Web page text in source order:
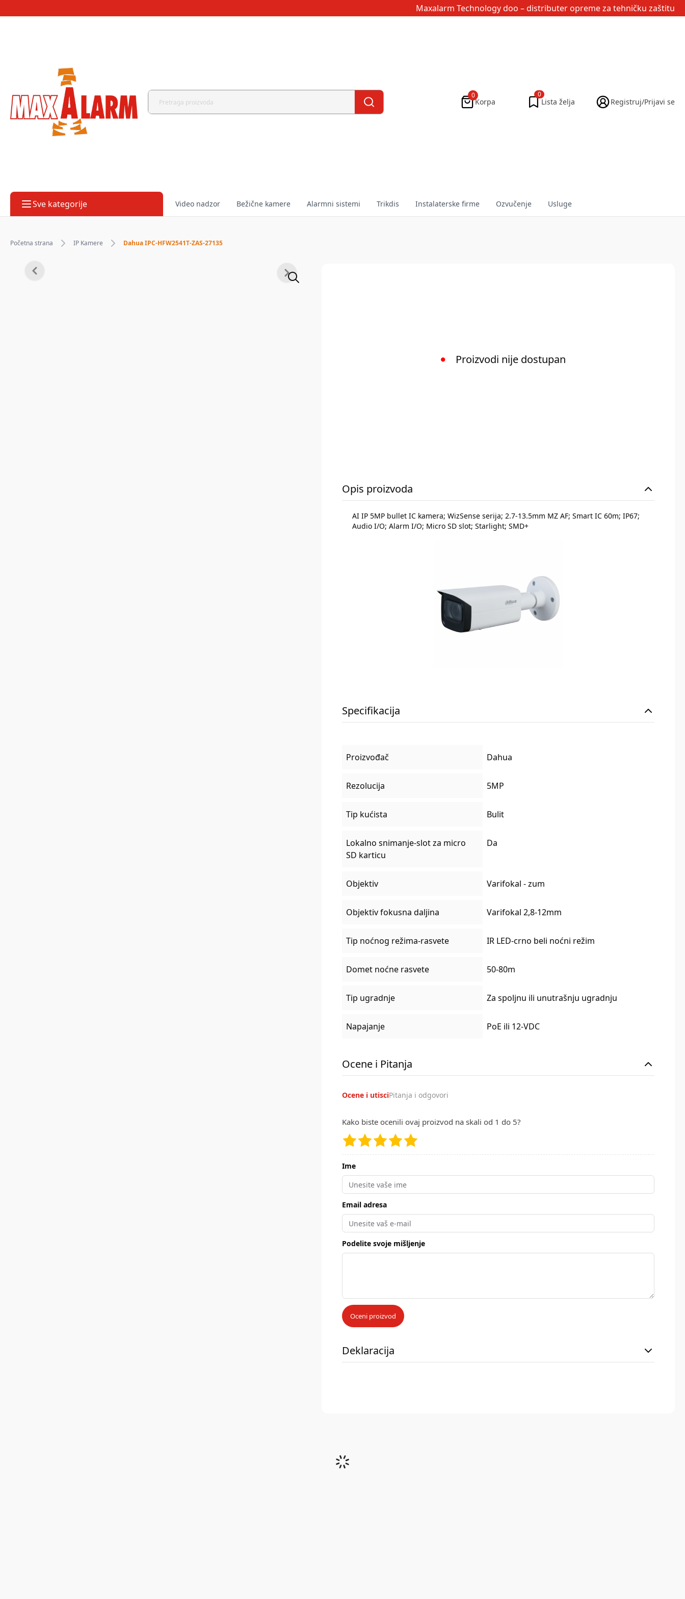
Maxalarm Technology doo – distributer opreme za tehničku zaštitu
0
Korpa
0
Lista želja Registruj/Prijavi se
Sve kategorije Video nadzor Bežične kamere Alarmni sistemi Trikdis Instalaterske firme Ozvučenje Usluge
Početna strana IP Kamere Dahua IPC-HFW2541T-ZAS-27135
Proizvodi nije dostupan
Opis proizvoda
AI IP 5MP bullet IC kamera; WizSense serija; 2.7-13.5mm MZ AF; Smart IC 60m; IP67;
Audio I/O; Alarm I/O; Micro SD slot; Starlight; SMD+
Specifikacija
Proizvođač Dahua
Rezolucija 5MP
Tip kućista Bulit
Lokalno snimanje-slot za micro
SD karticu
Da
Objektiv Varifokal - zum
Objektiv fokusna daljina Varifokal 2,8-12mm
Tip noćnog režima-rasvete IR LED-crno beli noćni režim
Domet noćne rasvete 50-80m
Tip ugradnje Za spoljnu ili unutrašnju ugradnju
Napajanje PoE ili 12-VDC
Ocene i Pitanja
Ocene i utisciPitanja i odgovori
Kako biste ocenili ovaj proizvod na skali od 1 do 5?
Ime
Email adresa
Podelite svoje mišljenje
Oceni proizvod
Deklaracija